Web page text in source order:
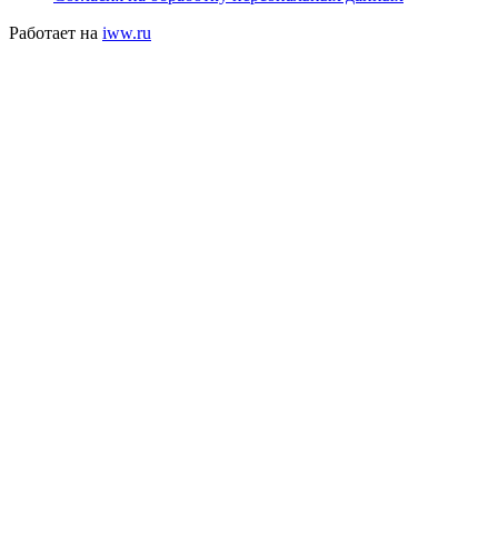
Работает на iww.ru